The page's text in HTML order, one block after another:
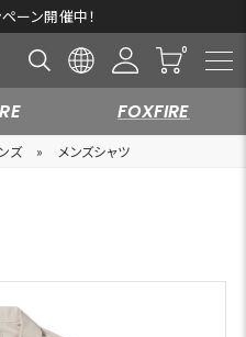
ーン開催中！
FOXFIRE
ズ » メンズシャツ